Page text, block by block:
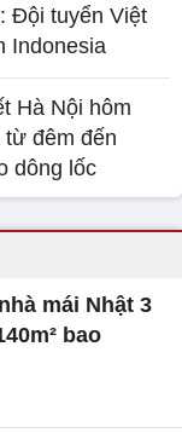
Đội tuyển Việt
Indonesia
Hà Nội hôm
đêm đến
dông lốc
mái Nhật 3
bao